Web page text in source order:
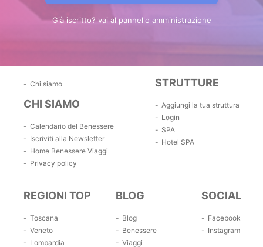
Già iscritto? vai al pannello amministrazione
Chi siamo
CHI SIAMO
Calendario del Benessere
Iscriviti alla Newsletter
Home Benessere Viaggi
Privacy policy
STRUTTURE
Aggiungi la tua struttura
Login
SPA
Hotel SPA
REGIONI TOP
Toscana
Veneto
Lombardia
BLOG
Blog
Benessere
Viaggi
SOCIAL
Facebook
Instagram